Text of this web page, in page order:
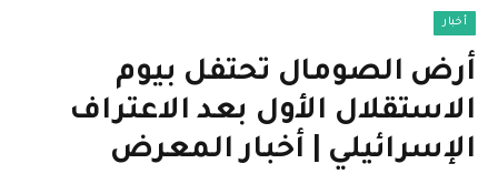
أخبار
أرض الصومال تحتفل بيوم
الاستقلال الأول بعد الاعتراف
الإسرائيلي | أخبار المعرض